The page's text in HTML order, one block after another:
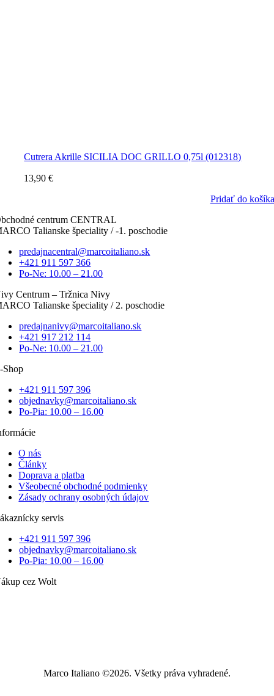
Cutrera Akrille SICILIA DOC GRILLO 0,75l (012318)
13,90€
Pridať do košíka
centrum CENTRAL
Talianske špeciality / -1. poschodie
predajnacentral@marcoitaliano.sk
+421 911 597 366
Po-Ne: 10.00 – 21.00
Centrum – Tržnica Nivy
Talianske špeciality / 2. poschodie
predajnanivy@marcoitaliano.sk
+421 917 212 114
Po-Ne: 10.00 – 21.00
Shop
+421 911 597 396
objednavky@marcoitaliano.sk
Po-Pia: 10.00 – 16.00
O nás
Články
Doprava a platba
Všeobecné obchodné podmienky
Zásady ochrany osobných údajov
servis
+421 911 597 396
objednavky@marcoitaliano.sk
Po-Pia: 10.00 – 16.00
cez Wolt
Marco Italiano ©2026. Všetky práva vyhradené.